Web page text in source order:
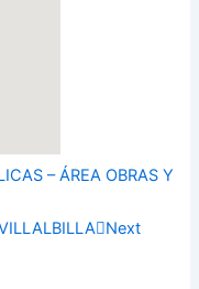
– ÁREA OBRAS Y
Next